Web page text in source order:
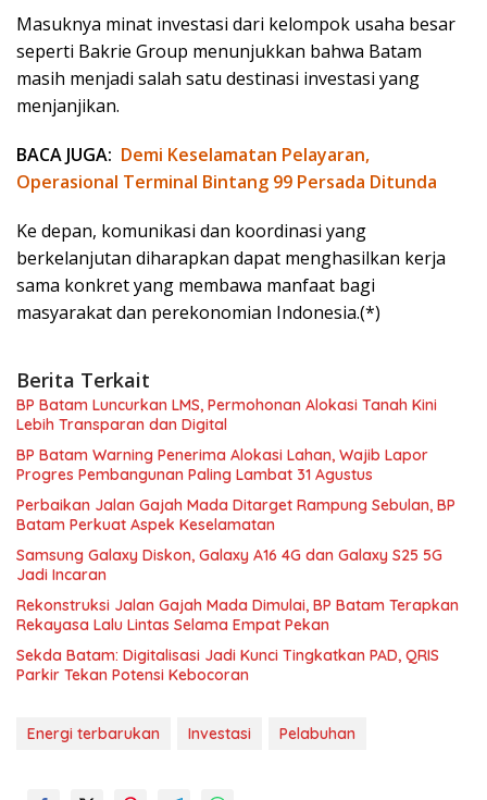
Masuknya minat investasi dari kelompok usaha besar
seperti Bakrie Group menunjukkan bahwa Batam
masih menjadi salah satu destinasi investasi yang
menjanjikan.
BACA JUGA: Demi Keselamatan Pelayaran,
Operasional Terminal Bintang 99 Persada Ditunda
Ke depan, komunikasi dan koordinasi yang
berkelanjutan diharapkan dapat menghasilkan kerja
sama konkret yang membawa manfaat bagi
masyarakat dan perekonomian Indonesia.(*)
Berita Terkait
BP Batam Luncurkan LMS, Permohonan Alokasi Tanah Kini
Lebih Transparan dan Digital
BP Batam Warning Penerima Alokasi Lahan, Wajib Lapor
Progres Pembangunan Paling Lambat 31 Agustus
Perbaikan Jalan Gajah Mada Ditarget Rampung Sebulan, BP
Batam Perkuat Aspek Keselamatan
Samsung Galaxy Diskon, Galaxy A16 4G dan Galaxy S25 5G
Jadi Incaran
Rekonstruksi Jalan Gajah Mada Dimulai, BP Batam Terapkan
Rekayasa Lalu Lintas Selama Empat Pekan
Sekda Batam: Digitalisasi Jadi Kunci Tingkatkan PAD, QRIS
Parkir Tekan Potensi Kebocoran
Energi terbarukan Investasi Pelabuhan